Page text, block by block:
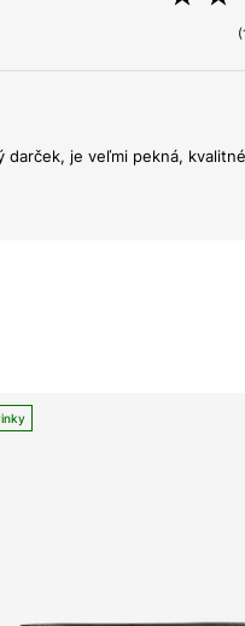
darček, je veľmi pekná,